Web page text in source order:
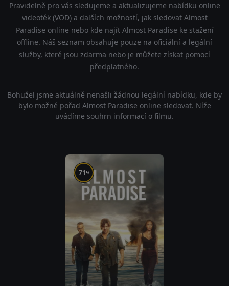
Pravidelně pro vás sledujeme a aktualizujeme nabídku online
videoték (VOD) a dalších možností, jak sledovat Almost
Paradise online nebo kde najít Almost Paradise ke stažení
offline. Náš seznam obsahuje pouze na oficiální a legální
služby, které jsou zdarma nebo je můžete získat pomocí
předplatného.
Bohužel jsme aktuálně nenašli žádnou legální nabídku, kde by
bylo možné pořad Almost Paradise online sledovat. Níže
uvádíme souhrn informací o filmu.
71%